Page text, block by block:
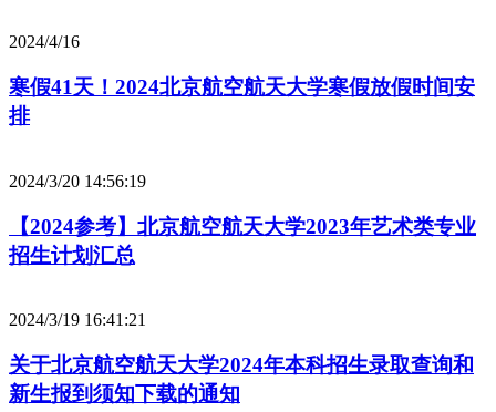
2024/4/16
寒假41天！2024北京航空航天大学寒假放假时间安
排
2024/3/20 14:56:19
【2024参考】北京航空航天大学2023年艺术类专业
招生计划汇总
2024/3/19 16:41:21
关于北京航空航天大学2024年本科招生录取查询和
新生报到须知下载的通知